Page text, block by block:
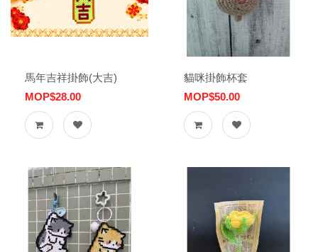
馬年吉祥掛飾(大吉)
MOP$28.00
貓咪掛飾杯套
MOP$50.00